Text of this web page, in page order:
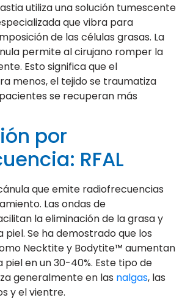
utiliza una solución tumescente
que vibra para
de las células grasas. La
permite al cirujano romper la
Esto significa que el
menos, el tejido se traumatiza
se recuperan más
por
RFAL
que emite radiofrecuencias
Las ondas de
la eliminación de la grasa y
piel. Se ha demostrado que los
Necktite y Bodytite™ aumentan
piel en un 30-40%. Este tipo de
generalmente en las nalgas, las
y el vientre.